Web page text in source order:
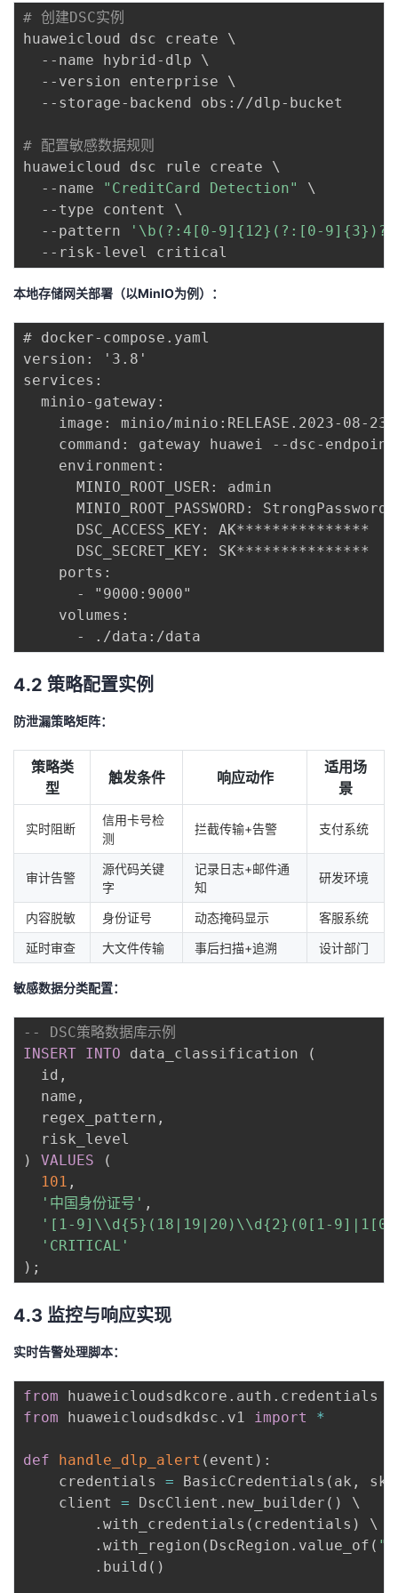
# 创建DSC实例
huaweicloud dsc create \
  --name hybrid-dlp
\
  --version enterprise
\
  --storage-backend obs://dlp-bucket
# 配置敏感数据规则
huaweicloud dsc rule create \
  --name
"CreditCard Detection"
\
  --type content
\
  --pattern
'\b(?:4[0-9]{12}(?:[0-
本地存储网关部署（以MinIO为例）：
# docker-compose.yaml
version: '3.8'
services:
  minio-gateway:
image: minio/minio:RELEASE.2023-08-
command: gateway huawei --dsc-
    environment:
      MINIO_ROOT_USER: admin
MINIO_ROOT_PASSWORD:
      DSC_ACCESS_KEY: AK***************
      DSC_SECRET_KEY: SK***************
    ports:
      - "9000:9000"
    volumes:
4.2 策略配置实例
防泄漏策略矩阵：
策略类
型
触发条件 响应动作
适用场
景
实时阻断
信用卡号检
测
拦截传输+告警 支付系统
审计告警
源代码关键
字
记录日志+邮件通
知
研发环境
内容脱敏 身份证号 动态掩码显示
客服系统
延时审查
大文件传输 事后扫描+追溯 设计部门
敏感数据分类配置：
-- DSC策略数据库示例
INSERT INTO data_classification
(
  id
,
  name
,
  regex_pattern
,
)
VALUES
(
101 ,
'中国身份证号' ,
'[1-9]\\d{5}(18|19|20)\\d{2}(0[1-
'CRITICAL'
) ;
4.3 监控与响应实现
实时告警处理脚本：
from huaweicloudsdkcore . auth . credentials
from huaweicloudsdkdsc . v1 import *
def handle_dlp_alert ( event ) :
    credentials
= BasicCredentials ( ak , sk
    client
= DscClient . new_builder ( )
\
. with_credentials ( credentials )
\
. with_region ( DscRegion . value_of (
. build ( )